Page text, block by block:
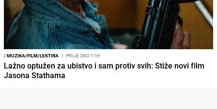
/MUZIKA/FILM/LEKTIRA I PRIJE OKO 11H
Lažno optužen za ubistvo i sam protiv svih: Stiže novi film
Jasona Stathama